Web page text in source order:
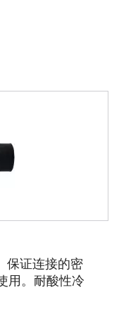
保证连接的密
用。耐酸性冷